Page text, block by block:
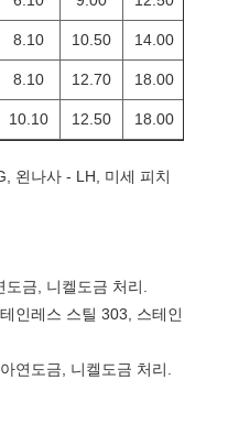
8.10 10.50 14.00
8.10 12.70 18.00
10.10 12.50 18.00
왼나사 - LH, 미세 피치
금, 니켈도금 처리.
인레스 스틸 303, 스테인
연도금, 니켈도금 처리.